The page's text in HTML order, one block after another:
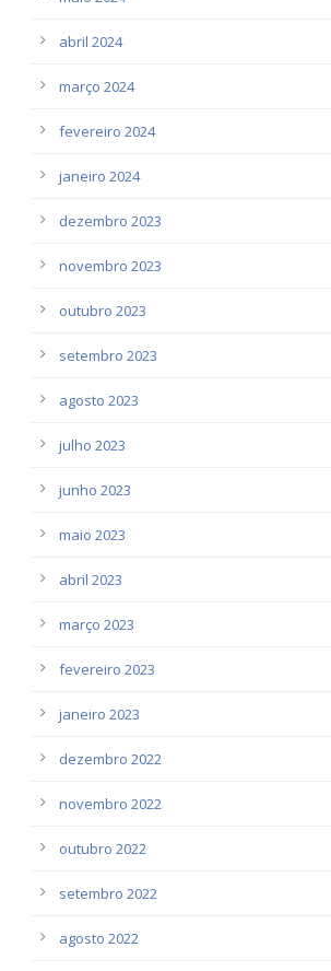
abril 2024
março 2024
fevereiro 2024
janeiro 2024
dezembro 2023
novembro 2023
outubro 2023
setembro 2023
agosto 2023
julho 2023
junho 2023
maio 2023
abril 2023
março 2023
fevereiro 2023
janeiro 2023
dezembro 2022
novembro 2022
outubro 2022
setembro 2022
agosto 2022